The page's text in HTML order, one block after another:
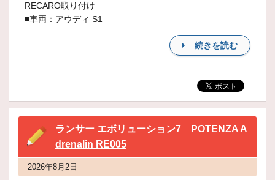
RECARO取り付け
■車両：アウディ S1
続きを読む
ランサー エボリューション7 POTENZA A
drenalin RE005
2026年8月2日